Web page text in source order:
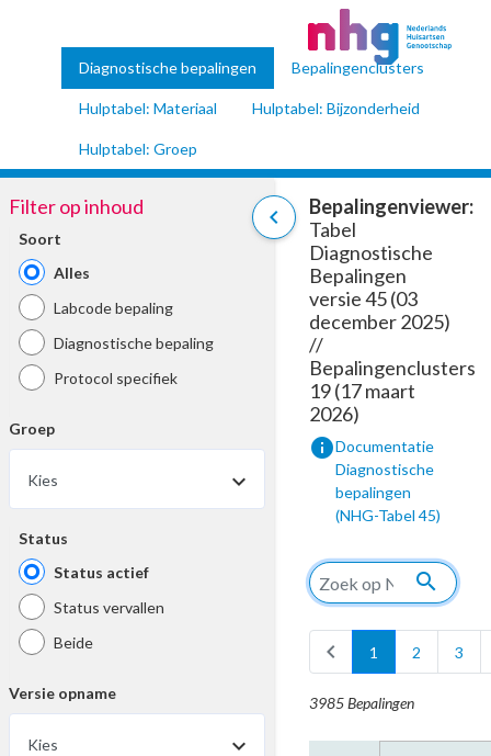
Diagnostische bepalingen Bepalingenclusters
Hulptabel: Materiaal Hulptabel: Bijzonderheid
Hulptabel: Groep
chevron_left
Filter op inhoud
Soort
Alles
Labcode bepaling
Diagnostische bepaling
Protocol specifiek
Groep
Kies
Status
Status actief
Status vervallen
Beide
Versie opname
Kies
Bepalingenviewer:
Tabel
Diagnostische
Bepalingen
versie 45 (03
december 2025)
//
Bepalingenclusters
19 (17 maart
2026)
infoDocumentatie
Diagnostische
bepalingen
(NHG-Tabel 45)
search
chevron_left 1 2 3
3985 Bepalingen